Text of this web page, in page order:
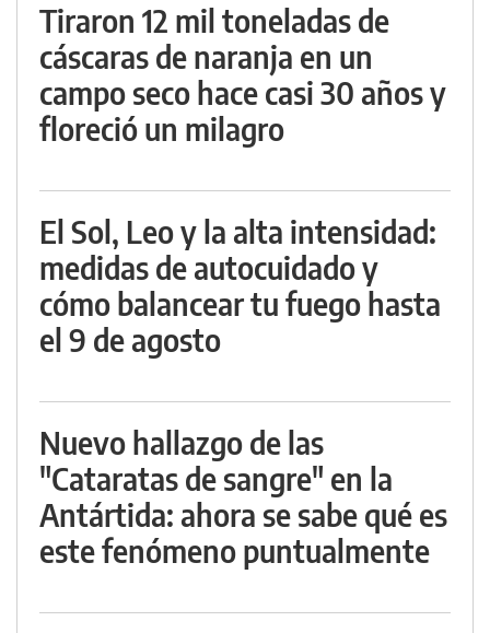
Tiraron 12 mil toneladas de
cáscaras de naranja en un
campo seco hace casi 30 años y
floreció un milagro
El Sol, Leo y la alta intensidad:
medidas de autocuidado y
cómo balancear tu fuego hasta
el 9 de agosto
Nuevo hallazgo de las
"Cataratas de sangre" en la
Antártida: ahora se sabe qué es
este fenómeno puntualmente